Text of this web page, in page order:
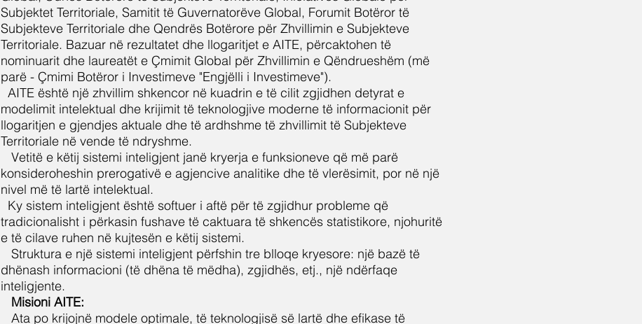
Subjektet Territoriale, Samitit të Guvernatorëve Global, Forumit Botëror të
Subjekteve Territoriale dhe Qendrës Botërore për Zhvillimin e Subjekteve
Territoriale. Bazuar në rezultatet dhe llogaritjet e AITE, përcaktohen të
nominuarit dhe laureatët e Çmimit Global për Zhvillimin e Qëndrueshëm (më
parë - Çmimi Botëror i Investimeve "Engjëlli i Investimeve").
AITE është një zhvillim shkencor në kuadrin e të cilit zgjidhen detyrat e
modelimit intelektual dhe krijimit të teknologjive moderne të informacionit për
llogaritjen e gjendjes aktuale dhe të ardhshme të zhvillimit të Subjekteve
Territoriale në vende të ndryshme.
Vetitë e këtij sistemi inteligjent janë kryerja e funksioneve që më parë
konsideroheshin prerogativë e agjencive analitike dhe të vlerësimit, por në një
nivel më të lartë intelektual.
Ky sistem inteligjent është softuer i aftë për të zgjidhur probleme që
tradicionalisht i përkasin fushave të caktuara të shkencës statistikore, njohuritë
e të cilave ruhen në kujtesën e këtij sistemi.
Struktura e një sistemi inteligjent përfshin tre blloqe kryesore: një bazë të
dhënash informacioni (të dhëna të mëdha), zgjidhës, etj., një ndërfaqe
inteligjente.
Misioni AITE:
Ata po krijojnë modele optimale, të teknologjisë së lartë dhe efikase të